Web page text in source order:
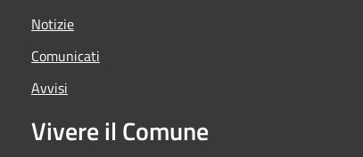
Notizie
Comunicati
Avvisi
Vivere il Comune